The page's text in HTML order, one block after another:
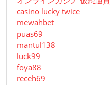
casino lucky twice
mewahbet
puas69
mantul138
luck99
foya88
receh69